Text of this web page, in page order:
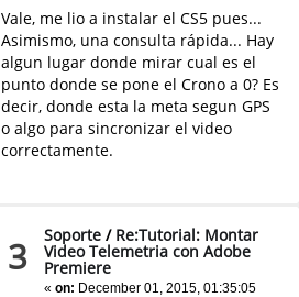
Vale, me lio a instalar el CS5 pues...
Asimismo, una consulta rápida... Hay
algun lugar donde mirar cual es el
punto donde se pone el Crono a 0? Es
decir, donde esta la meta segun GPS
o algo para sincronizar el video
correctamente.
3 Soporte / Re:Tutorial: Montar
Video Telemetria con Adobe
Premiere
«on: December 01, 2015, 01:35:05